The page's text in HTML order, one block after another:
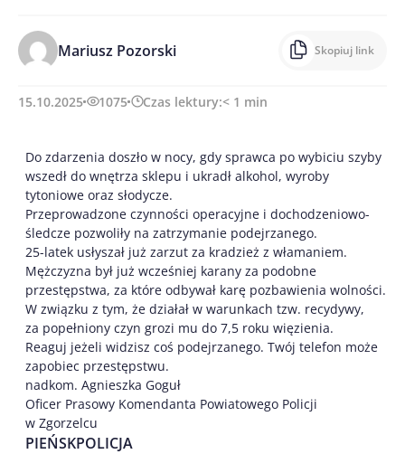
Mariusz Pozorski Skopiuj link
15.10.2025 1075 Czas lektury:< 1 min
Do zdarzenia doszło w nocy, gdy sprawca po wybiciu szyby
wszedł do wnętrza sklepu i ukradł alkohol, wyroby
tytoniowe oraz słodycze.
Przeprowadzone czynności operacyjne i dochodzeniowo-
śledcze pozwoliły na zatrzymanie podejrzanego.
25-latek usłyszał już zarzut za kradzież z włamaniem.
Mężczyzna był już wcześniej karany za podobne
przestępstwa, za które odbywał karę pozbawienia wolności.
W związku z tym, że działał w warunkach tzw. recydywy,
za popełniony czyn grozi mu do 7,5 roku więzienia.
Reaguj jeżeli widzisz coś podejrzanego. Twój telefon może
zapobiec przestępstwu.
nadkom. Agnieszka Goguł
Oficer Prasowy Komendanta Powiatowego Policji
w Zgorzelcu
PIEŃSKPOLICJA